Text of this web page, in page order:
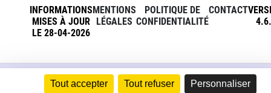
Tout accepter Tout refuser Personnaliser
INFORMATIONS
MISES À JOUR
LE 28-04-2026
MENTIONS
LÉGALES
POLITIQUE DE
CONFIDENTIALITÉ
CONTACT